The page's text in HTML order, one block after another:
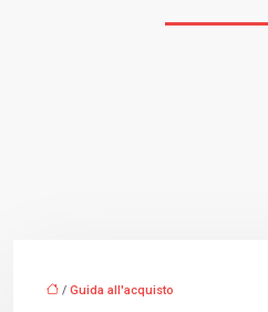
/ Guida all'acquisto